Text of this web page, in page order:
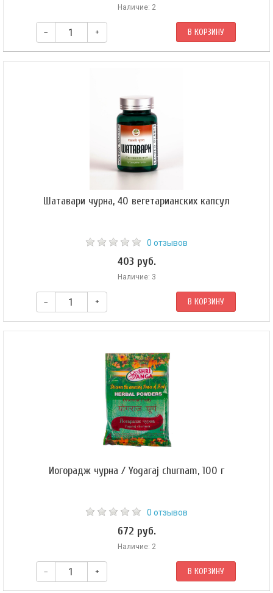
Наличие: 2
– + В КОРЗИНУ
Шатавари чурна, 40 вегетарианских капсул
0 отзывов
403 руб.
Наличие: 3
– + В КОРЗИНУ
Йогорадж чурна / Yogaraj churnam, 100 г
0 отзывов
672 руб.
Наличие: 2
– + В КОРЗИНУ